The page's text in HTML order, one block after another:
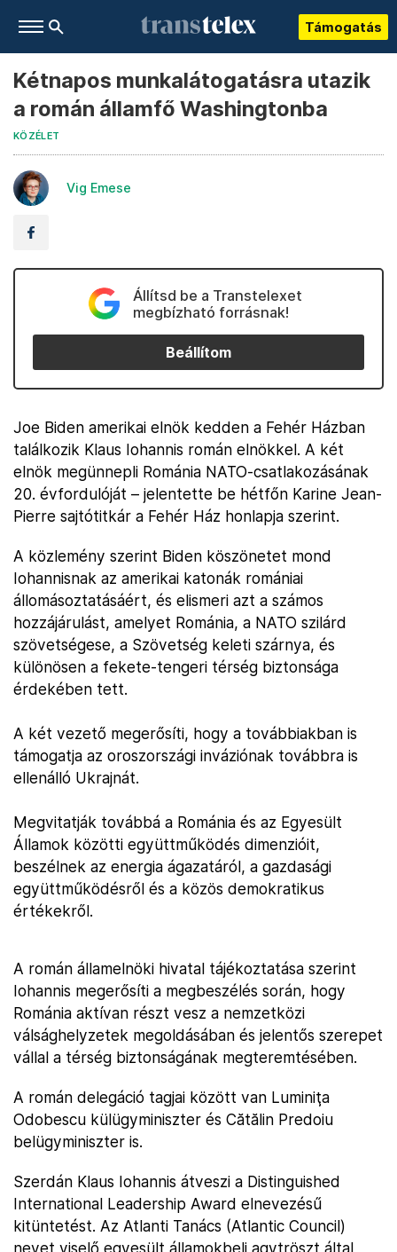
Támogatás
Kétnapos munkalátogatásra utazik
a román államfő Washingtonba
KÖZÉLET
Vig Emese
Állítsd be a Transtelexet
megbízható forrásnak!
Beállítom
Joe Biden amerikai elnök kedden a Fehér Házban
találkozik Klaus Iohannis román elnökkel. A két
elnök megünnepli Románia NATO-csatlakozásának
20. évfordulóját – jelentette be hétfőn Karine Jean-
Pierre sajtótitkár a Fehér Ház honlapja szerint.
A közlemény szerint Biden köszönetet mond
Iohannisnak az amerikai katonák romániai
állomásoztatásáért, és elismeri azt a számos
hozzájárulást, amelyet Románia, a NATO szilárd
szövetségese, a Szövetség keleti szárnya, és
különösen a fekete-tengeri térség biztonsága
érdekében tett.
A két vezető megerősíti, hogy a továbbiakban is
támogatja az oroszországi inváziónak továbbra is
ellenálló Ukrajnát.
Megvitatják továbbá a Románia és az Egyesült
Államok közötti együttműködés dimenzióit,
beszélnek az energia ágazatáról, a gazdasági
együttműködésről és a közös demokratikus
értékekről.
A román államelnöki hivatal tájékoztatása szerint
Iohannis megerősíti a megbeszélés során, hogy
Románia aktívan részt vesz a nemzetközi
válsághelyzetek megoldásában és jelentős szerepet
vállal a térség biztonságának megteremtésében.
A román delegáció tagjai között van Luminiţa
Odobescu külügyminiszter és Cătălin Predoiu
belügyminiszter is.
Szerdán Klaus Iohannis átveszi a Distinguished
International Leadership Award elnevezésű
kitüntetést. Az Atlanti Tanács (Atlantic Council)
nevet viselő egyesült államokbeli agytröszt által